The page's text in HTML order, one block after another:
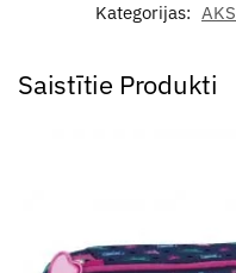
Kategorijas:
Saistītie Produkti